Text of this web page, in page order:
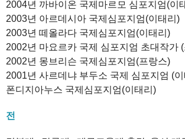
2004년 까바이온 국제마르모 심포지엄(이
2003년 아르데시아 국제심포지엄(이태리)
2003년 떼올라다 국제심포지엄(이태리)
2002년 마요르카 국제 심포지엄 초대작가
2002년 몽브리슨 국제심포지엄(프랑스)
2001년 사르데냐 부두소 국제 심포지엄 (
폰디지아누스 국제심포지엄(이태리)
전